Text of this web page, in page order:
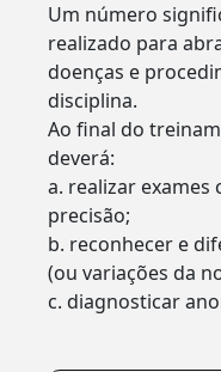
Um número
realizado para
doenças e
disciplina.
Ao final do
deverá:
a. realizar exames
precisão;
b. reconhecer e
(ou variações da
c. diagnosticar